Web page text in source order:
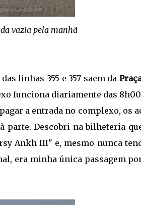
vazia pela manhã
linhas 355 e 357 saem da
funciona diariamente das 8h00
a entrada no complexo, os
parte. Descobri na bilheteria
Ankh III" e, mesmo nunca
era minha única passagem